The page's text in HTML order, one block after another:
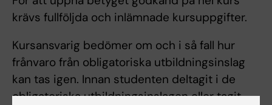
krävs fullföljda och inlämnade kursuppgifter.
Kursansvarig bedömer om och i så fall hur
frånvaro från obligatoriska utbildningsinslag
kan tas igen. Innan studenten deltagit i de
obligatoriska utbildningsinslagen eller tagit